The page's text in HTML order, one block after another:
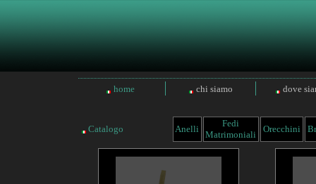
home chi siamo dove
Catalogo Anelli
Fedi
Matrimoniali
Orecchini